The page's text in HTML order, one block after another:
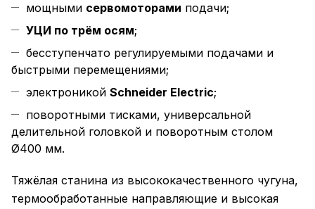
мощными сервомоторами подачи;
УЦИ по трём осям;
бесступенчато регулируемыми подачами и
быстрыми перемещениями;
электроникой Schneider Electric;
поворотными тисками, универсальной
делительной головкой и поворотным столом
Ø400 мм.
Тяжёлая станина из высококачественного чугуна,
термообработанные направляющие и высокая